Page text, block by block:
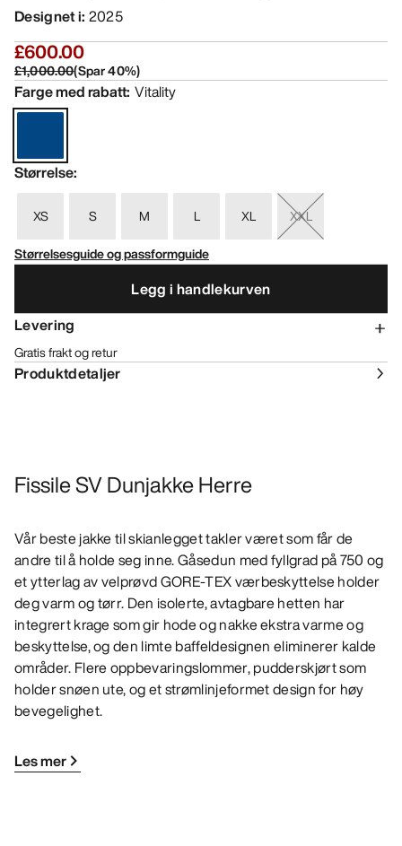
Designet i: 2025
£600.00
£1,000.00(Spar40%)
Farge med rabatt: Vitality
Størrelse:
XS S M L XL
XXL
Størrelsesguide og passformguide
Legg i handlekurven
Levering
Gratis frakt og retur
Produktdetaljer
Fissile SV Dunjakke Herre
Vår beste jakke til skianlegget takler været som får de
andre til å holde seg inne. Gåsedun med fyllgrad på 750 og
et ytterlag av velprøvd GORE-TEX værbeskyttelse holder
deg varm og tørr. Den isolerte, avtagbare hetten har
integrert krage som gir hode og nakke ekstra varme og
beskyttelse, og den limte baffeldesignen eliminerer kalde
områder. Flere oppbevaringslommer, pudderskjørt som
holder snøen ute, og et strømlinjeformet design for høy
bevegelighet.
Les mer